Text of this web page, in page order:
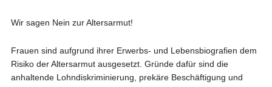
Wir sagen Nein zur Altersarmut!
Frauen sind aufgrund ihrer Erwerbs- und Lebensbiografien dem
Risiko der Altersarmut ausgesetzt. Gründe dafür sind die
anhaltende Lohndiskriminierung, prekäre Beschäftigung und